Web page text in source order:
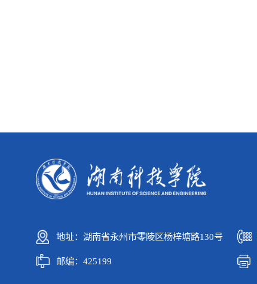
地址：湖南省永州市零陵区杨梓塘路130号
邮编：425199